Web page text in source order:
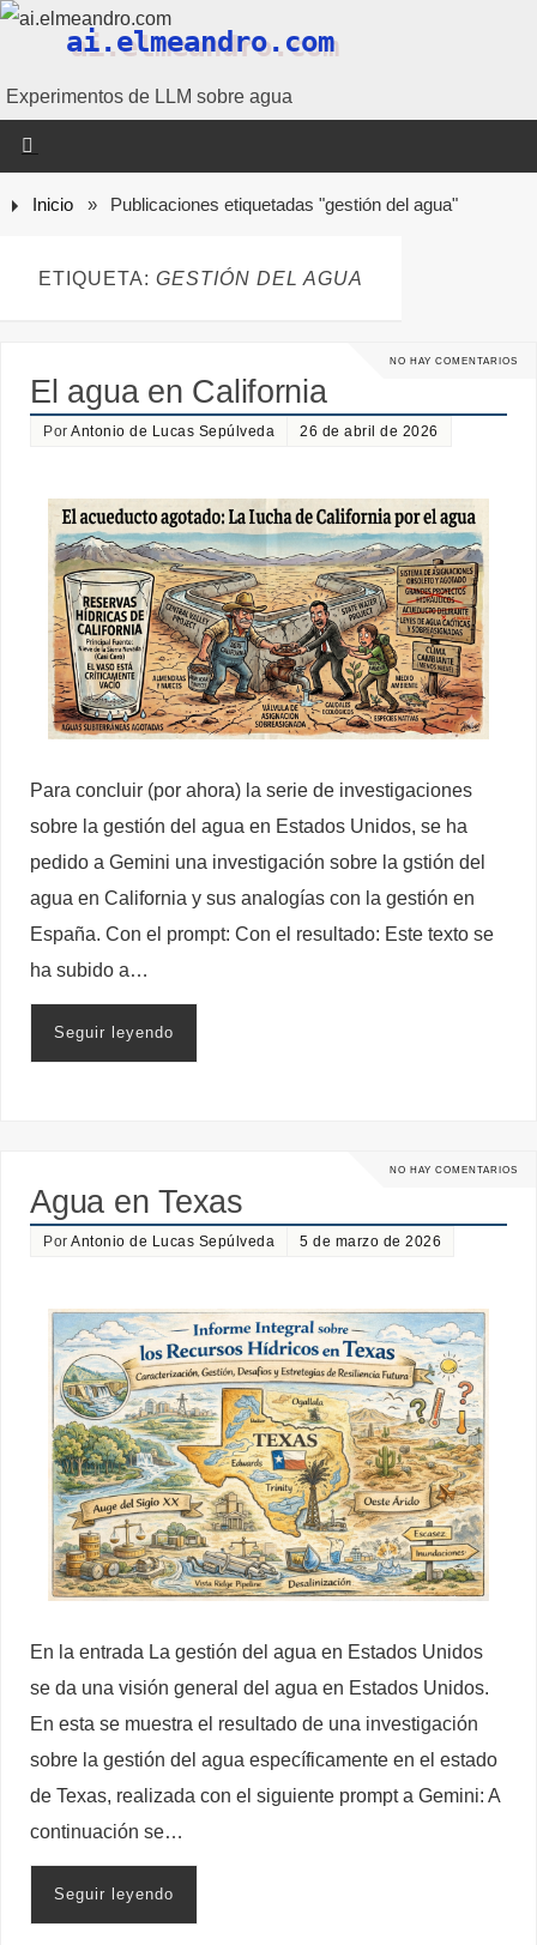
ai.elmeandro.com
Experimentos de LLM sobre agua
Inicio » Publicaciones etiquetadas "gestión del agua"
ETIQUETA: GESTIÓN DEL AGUA
NO HAY COMENTARIOS
El agua en California
PorAntonio de Lucas Sepúlveda 26 de abril de 2026
Para concluir (por ahora) la serie de investigaciones
sobre la gestión del agua en Estados Unidos, se ha
pedido a Gemini una investigación sobre la gstión del
agua en California y sus analogías con la gestión en
España. Con el prompt: Con el resultado: Este texto se
ha subido a…
Seguir leyendo
NO HAY COMENTARIOS
Agua en Texas
PorAntonio de Lucas Sepúlveda 5 de marzo de 2026
En la entrada La gestión del agua en Estados Unidos
se da una visión general del agua en Estados Unidos.
En esta se muestra el resultado de una investigación
sobre la gestión del agua específicamente en el estado
de Texas, realizada con el siguiente prompt a Gemini: A
continuación se…
Seguir leyendo